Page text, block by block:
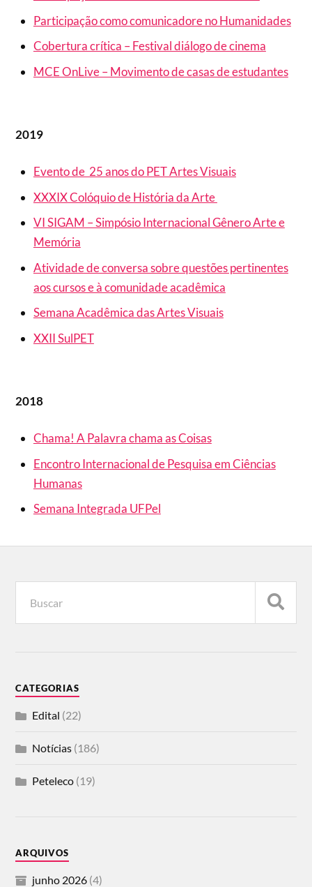
Participação como comunicadore no Humanidades
Cobertura crítica – Festival diálogo de cinema
MCE OnLive – Movimento de casas de estudantes
2019
Evento de 25 anos do PET Artes Visuais
XXXIX Colóquio de História da Arte
VI SIGAM – Simpósio Internacional Gênero Arte e
Memória
Atividade de conversa sobre questões pertinentes
aos cursos e à comunidade acadêmica
Semana Acadêmica das Artes Visuais
XXII SulPET
2018
Chama! A Palavra chama as Coisas
Encontro Internacional de Pesquisa em Ciências
Humanas
Semana Integrada UFPel
CATEGORIAS
Edital (22)
Notícias (186)
Peteleco (19)
ARQUIVOS
junho 2026 (4)